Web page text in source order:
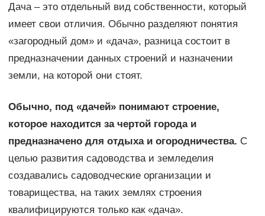
Дача – это отдельный вид собственности, который
имеет свои отличия. Обычно разделяют понятия
«загородный дом» и «дача», разница состоит в
предназначении данных строений и назначении
земли, на которой они стоят.
Обычно, под «дачей» понимают строение,
которое находится за чертой города и
предназначено для отдыха и огородничества. С
целью развития садоводства и земледелия
создавались садоводческие организации и
товарищества, на таких землях строения
квалифицируются только как «дача».